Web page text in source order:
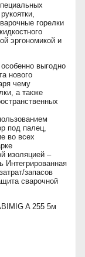
горелки
эргономикой и
выгодно
нового
чему
а также
под палец,
во всех
изоляцией –
Интегрированная
запасов
сварочной
A 255 5м